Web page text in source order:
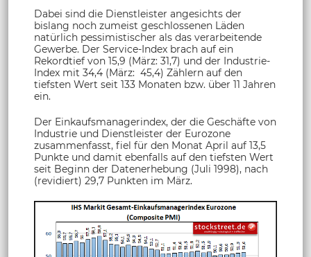
Dabei sind die Dienstleister angesichts der
bislang noch zumeist geschlossenen Läden
natürlich pessimistischer als das verarbeitende
Gewerbe. Der Service-Index brach auf ein
Rekordtief von 15,9 (März: 31,7) und der Industrie-
Index mit 34,4 (März: 45,4) Zählern auf den
tiefsten Wert seit 133 Monaten bzw. über 11 Jahren
ein.
Der Einkaufsmanagerindex, der die Geschäfte von
Industrie und Dienstleister der Eurozone
zusammenfasst, fiel für den Monat April auf 13,5
Punkte und damit ebenfalls auf den tiefsten Wert
seit Beginn der Datenerhebung (Juli 1998), nach
(revidiert) 29,7 Punkten im März.